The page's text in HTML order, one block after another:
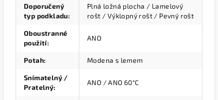
Doporučený
typ podkladu:
Plná ložná plocha / Lamelový
rošt / Výklopný rošt / Pevný rošt
Oboustranné
použití:
ANO
Potah: Modena s lemem
Snímatelný /
Pratelný:
ANO / ANO 60°C